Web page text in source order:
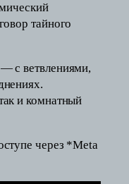
тайного
с ветвлениями,
и комнатный
через *Meta